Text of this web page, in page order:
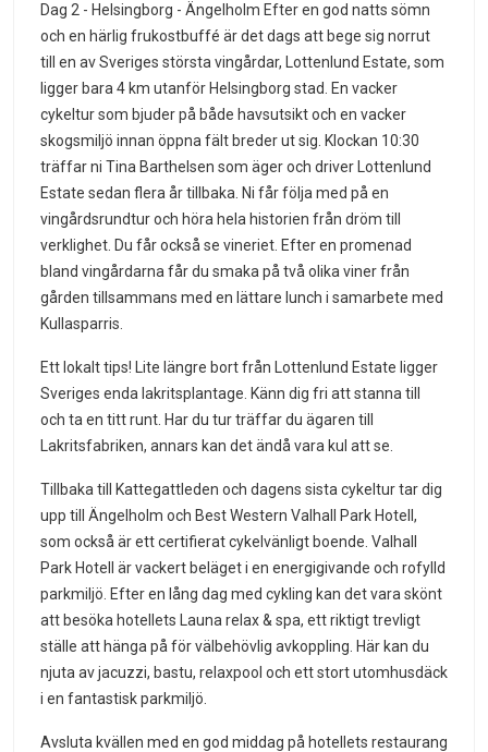
Dag 2 - Helsingborg - Ängelholm Efter en god natts sömn
och en härlig frukostbuffé är det dags att bege sig norrut
till en av Sveriges största vingårdar, Lottenlund Estate, som
ligger bara 4 km utanför Helsingborg stad. En vacker
cykeltur som bjuder på både havsutsikt och en vacker
skogsmiljö innan öppna fält breder ut sig. Klockan 10:30
träffar ni Tina Barthelsen som äger och driver Lottenlund
Estate sedan flera år tillbaka. Ni får följa med på en
vingårdsrundtur och höra hela historien från dröm till
verklighet. Du får också se vineriet. Efter en promenad
bland vingårdarna får du smaka på två olika viner från
gården tillsammans med en lättare lunch i samarbete med
Kullasparris.
Ett lokalt tips! Lite längre bort från Lottenlund Estate ligger
Sveriges enda lakritsplantage. Känn dig fri att stanna till
och ta en titt runt. Har du tur träffar du ägaren till
Lakritsfabriken, annars kan det ändå vara kul att se.
Tillbaka till Kattegattleden och dagens sista cykeltur tar dig
upp till Ängelholm och Best Western Valhall Park Hotell,
som också är ett certifierat cykelvänligt boende. Valhall
Park Hotell är vackert beläget i en energigivande och rofylld
parkmiljö. Efter en lång dag med cykling kan det vara skönt
att besöka hotellets Launa relax & spa, ett riktigt trevligt
ställe att hänga på för välbehövlig avkoppling. Här kan du
njuta av jacuzzi, bastu, relaxpool och ett stort utomhusdäck
i en fantastisk parkmiljö.
Avsluta kvällen med en god middag på hotellets restaurang